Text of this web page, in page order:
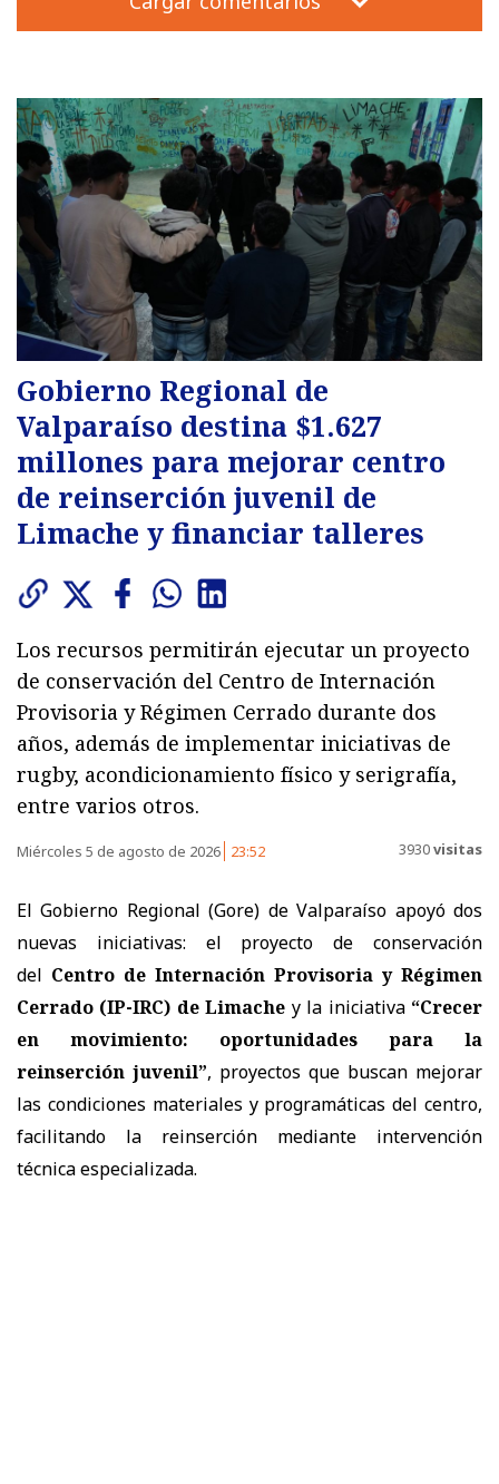
Gobierno Regional de
Valparaíso destina $1.627
millones para mejorar centro
de reinserción juvenil de
Limache y financiar talleres
Los recursos permitirán ejecutar un proyecto
de conservación del Centro de Internación
Provisoria y Régimen Cerrado durante dos
años, además de implementar iniciativas de
rugby, acondicionamiento físico y serigrafía,
entre varios otros.
Miércoles 5 de agosto de 2026 23:52 3930visitas
El Gobierno Regional (Gore) de Valparaíso apoyó dos
nuevas iniciativas: el proyecto de conservación
del Centro de Internación Provisoria y Régimen
Cerrado (IP-IRC) de Limache y la iniciativa “Crecer
en movimiento: oportunidades para la
reinserción juvenil”, proyectos que buscan mejorar
las condiciones materiales y programáticas del centro,
facilitando la reinserción mediante intervención
técnica especializada.